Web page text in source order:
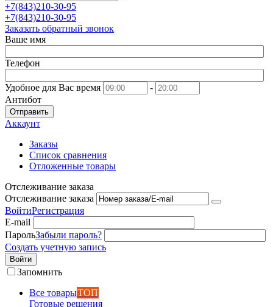
+7(843)210-30-95
+7(843)210-30-95
Заказать обратный звонок
Ваше имя
Телефон
Удобное для Вас время
-
Антибот
Отправить
Аккаунт
Заказы
Список сравнения
Отложенные товары
Отслеживание заказа
Отслеживание заказа
ВойтиРегистрация
E-mail
ПарольЗабыли пароль?
Создать учетную запись
Войти
Запомнить
Все товарыТОП
Готовые решения